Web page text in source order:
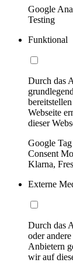
Google
Testing
Funktional
Durch das
Webseite
dieser
Google
Consent
Klarna,
Externe
Durch das
oder
Anbietern
wir auf